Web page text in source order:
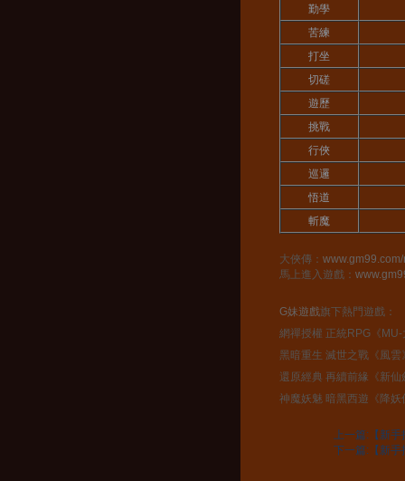
勤學
苦練
打坐
切磋
遊歷
挑戰
行俠
巡邏
悟道
斬魔
大俠傳：
馬上進入遊戲：
G妹遊戲旗下熱門遊戲：
網禪授權 正統RPG《
黑暗重生 滅世之戰《風雲
還原經典 再續前緣《新仙
神魔妖魅 暗黑西遊《降妖
上一篇:【新
下一篇:【新手